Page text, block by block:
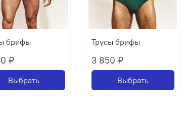
брифы
₽
Выбрать
Трусы брифы
3 850 ₽
Выбрать